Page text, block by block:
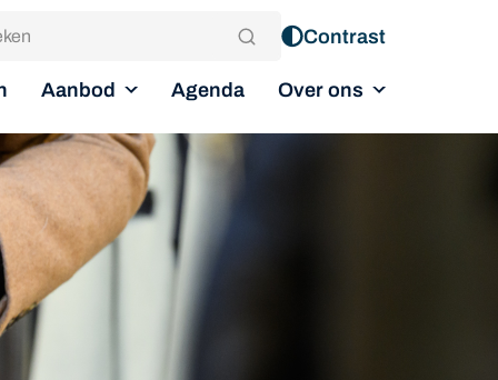
Contrast
Aanbod Agenda Over ons